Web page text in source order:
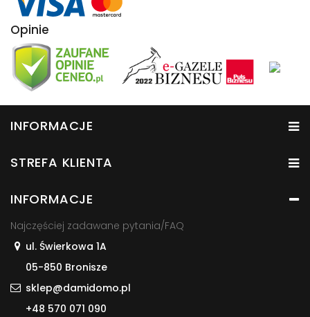
Opinie
INFORMACJE
STREFA KLIENTA
INFORMACJE
Najczęściej zadawane pytania/FAQ
ul. Świerkowa 1A
05-850 Bronisze
sklep@damidomo.pl
+48 570 071 090